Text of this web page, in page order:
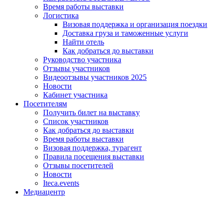
Время работы выставки
Логистика
Визовая поддержка и организация поездки
Доставка груза и таможенные услуги
Найти отель
Как добраться до выставки
Руководство участника
Отзывы участников
Видеоотзывы участников 2025
Новости
Кабинет участника
Посетителям
Получить билет на выставку
Список участников
Как добраться до выставки
Время работы выставки
Визовая поддержка, турагент
Правила посещения выставки
Отзывы посетителей
Новости
Iteca.events
Медиацентр